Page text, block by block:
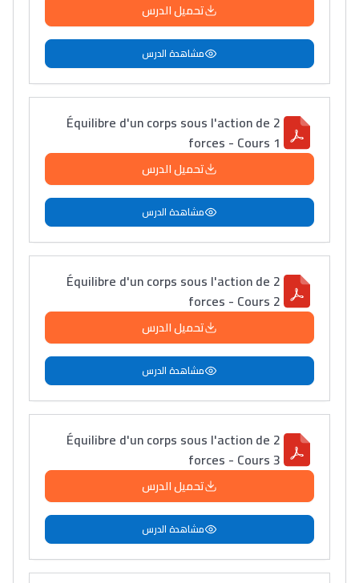
Lycée Maroc
تحميل الدرس
مشاهدة الدرس
Équilibre d'un corps sous l'action de 2
forces - Cours 1
تحميل الدرس
مشاهدة الدرس
Équilibre d'un corps sous l'action de 2
forces - Cours 2
تحميل الدرس
مشاهدة الدرس
Équilibre d'un corps sous l'action de 2
forces - Cours 3
تحميل الدرس
مشاهدة الدرس